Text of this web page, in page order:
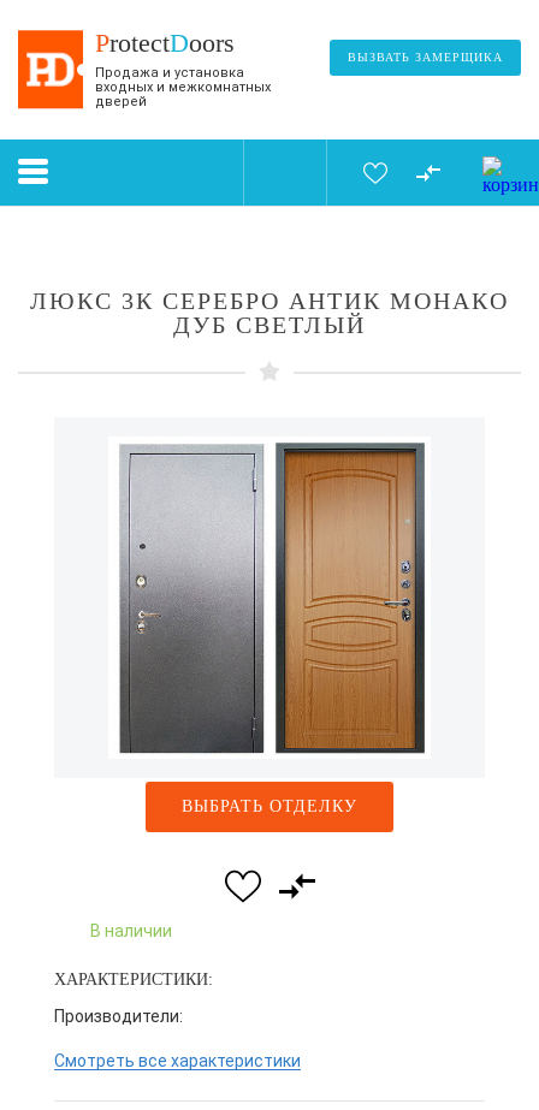
ProtectDoors
Продажа и установка
входных и межкомнатных
дверей
ВЫЗВАТЬ ЗАМЕРЩИКА
ЛЮКС 3К СЕРЕБРО АНТИК МОНАКО
ДУБ СВЕТЛЫЙ
ВЫБРАТЬ ОТДЕЛКУ
В наличии
ХАРАКТЕРИСТИКИ:
Производители:
Смотреть все характеристики